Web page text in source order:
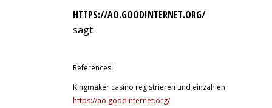
HTTPS://AO.GOODINTERNET.ORG/
sagt:
References:
Kingmaker casino registrieren und einzahlen
https://ao.goodinternet.org/